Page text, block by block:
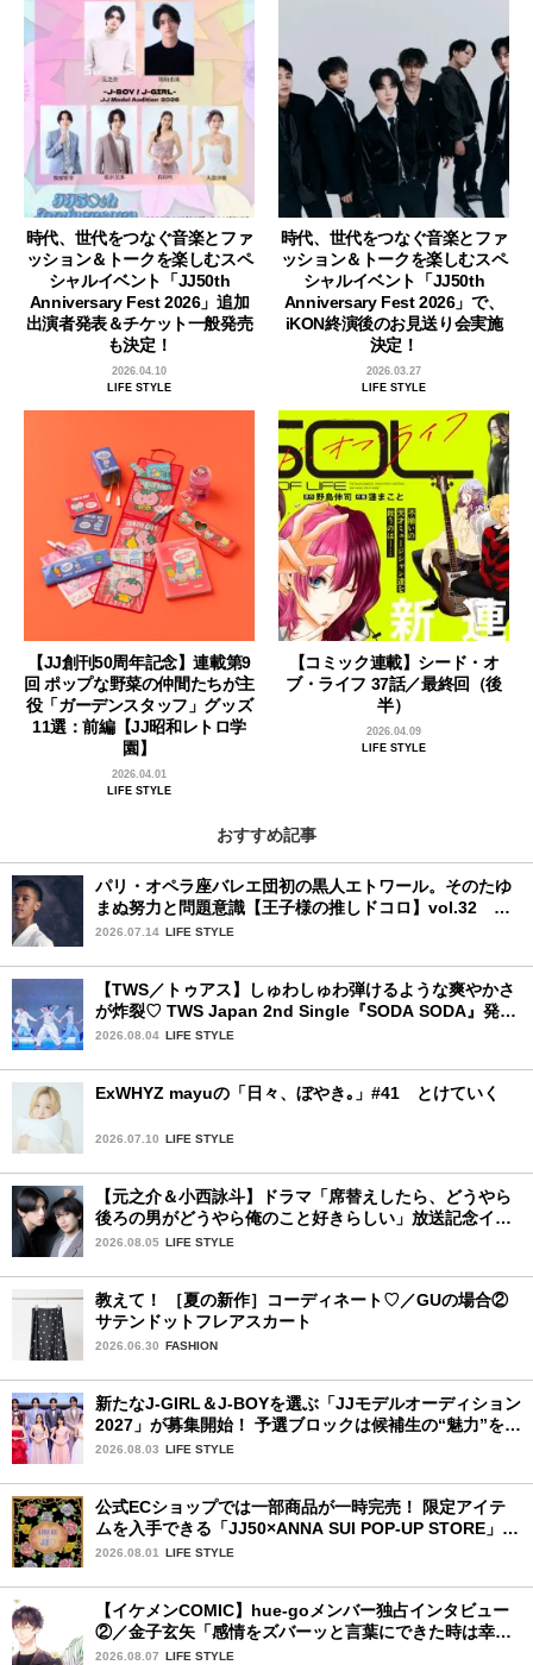
時代、世代をつなぐ音楽とファ
ッション＆トークを楽しむスペ
シャルイベント「JJ50th
Anniversary Fest 2026」追加
出演者発表＆チケット一般発売
も決定！
2026.04.10
LIFE STYLE
時代、世代をつなぐ音楽とファ
ッション＆トークを楽しむスペ
シャルイベント「JJ50th
Anniversary Fest 2026」で、
iKON終演後のお見送り会実施
決定！
2026.03.27
LIFE STYLE
【JJ創刊50周年記念】連載第9
回 ポップな野菜の仲間たちが主
役「ガーデンスタッフ」グッズ
11選：前編【JJ昭和レトロ学
園】
2026.04.01
LIFE STYLE
【コミック連載】シード・オ
ブ・ライフ 37話／最終回（後
半）
2026.04.09
LIFE STYLE
おすすめ記事
パリ・オペラ座バレエ団初の黒人エトワール。そのたゆ
まぬ努力と問題意識【王子様の推しドコロ】vol.32 ギ
ヨーム・ディオップさん
2026.07.14 LIFE STYLE
【TWS／トゥアス】しゅわしゅわ弾けるような爽やかさ
が炸裂♡ TWS Japan 2nd Single『SODA SODA』発売
記念SPECIAL SHOWCASEを詳細レポ
2026.08.04 LIFE STYLE
ExWHYZ mayuの「日々、ぼやき｡」#41 とけていく
2026.07.10 LIFE STYLE
【元之介＆小西詠斗】ドラマ「席替えしたら、どうやら
後ろの男がどうやら俺のこと好きらしい」放送記念イン
タビュー♡ 「自然と詠斗くんが可愛く見えたんです」
2026.08.05 LIFE STYLE
教えて！ ［夏の新作］コーディネート♡／GUの場合②
サテンドットフレアスカート
2026.06.30 FASHION
新たなJ-GIRL＆J-BOYを選ぶ「JJモデルオーディション
2027」が募集開始！ 予選ブロックは候補生の“魅力”を重
視した「新システム」に変わります
2026.08.03 LIFE STYLE
公式ECショップでは一部商品が一時完売！ 限定アイテ
ムを入手できる「JJ50×ANNA SUI POP-UP STORE」が
広島で開催決定
2026.08.01 LIFE STYLE
【イケメンCOMIC】hue-goメンバー独占インタビュー
②／金子玄矢「感情をズバーッと言葉にできた時は幸
せ〜」
2026.08.07 LIFE STYLE